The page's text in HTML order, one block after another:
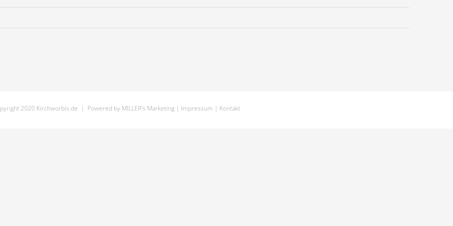
2020 Kirchworbis.de | Powered by MILLER's Marketing | Impressum | Kontakt